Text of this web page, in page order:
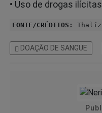
• Uso de drogas
FONTE/CRÉDITOS:
DOAÇÃO DE SANGUE